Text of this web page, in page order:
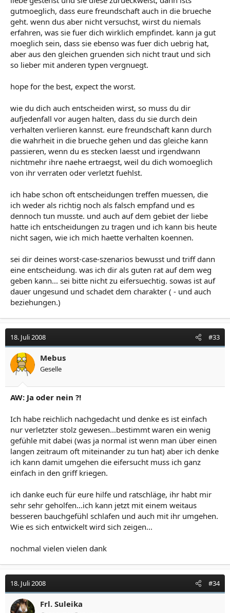
gutmoeglich, dass eure freundschaft auch in die brueche
geht. wenn dus aber nicht versuchst, wirst du niemals
erfahren, was sie fuer dich wirklich empfindet. kann ja gut
moeglich sein, dass sie ebenso was fuer dich uebrig hat,
aber aus den gleichen gruenden sich nicht traut und sich
so lieber mit anderen typen vergnuegt.
hope for the best, expect the worst.
wie du dich auch entscheiden wirst, so muss du dir
aufjedenfall vor augen halten, dass du sie durch dein
verhalten verlieren kannst. eure freundschaft kann durch
die wahrheit in die brueche gehen und das gleiche kann
passieren, wenn du es stecken laesst und irgendwann
nichtmehr ihre naehe ertraegst, weil du dich womoeglich
von ihr verraten oder verletzt fuehlst.
ich habe schon oft entscheidungen treffen muessen, die
ich weder als richtig noch als falsch empfand und es
dennoch tun musste. und auch auf dem gebiet der liebe
hatte ich entscheidungen zu tragen und ich kann bis heute
nicht sagen, wie ich mich haette verhalten koennen.
sei dir deines worst-case-szenarios bewusst und triff dann
eine entscheidung. was ich dir als guten rat auf dem weg
geben kann... sei bitte nicht zu eifersuechtig. sowas ist auf
dauer ungesund und schadet dem charakter ( - und auch
beziehungen.)
18. Juli 2008 #33
Mebus
Geselle
AW: Ja oder nein ?!
Ich habe reichlich nachgedacht und denke es ist einfach
nur verletzter stolz gewesen...bestimmt waren ein wenig
gefühle mit dabei (was ja normal ist wenn man über einen
langen zeitraum oft miteinander zu tun hat) aber ich denke
ich kann damit umgehen die eifersucht muss ich ganz
einfach in den griff kriegen.
ich danke euch für eure hilfe und ratschläge, ihr habt mir
sehr sehr geholfen...ich kann jetzt mit einem weitaus
besseren bauchgefühl schlafen und auch mit ihr umgehen.
Wie es sich entwickelt wird sich zeigen...
nochmal vielen vielen dank
18. Juli 2008 #34
Frl. Suleika